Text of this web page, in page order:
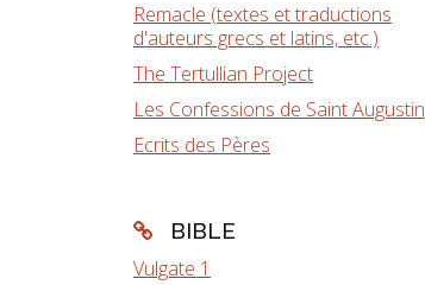
Remacle (textes et traductions
d'auteurs grecs et latins, etc.)
The Tertullian Project
Les Confessions de Saint Augustin
Ecrits des Pères
BIBLE
Vulgate 1